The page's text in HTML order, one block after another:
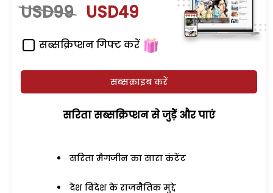
USD99 USD49
सब्सक्रिप्शन गिफ्ट करें
सब्सक्राइब करें
सरिता सब्सक्रिप्शन से जुड़ेें और पाएं
सरिता मैगजीन का सारा कंटेंट
देश विदेश के राजनैतिक मुद्दे